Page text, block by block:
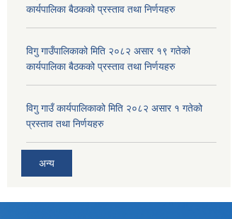
कार्यपालिका बैठकको प्रस्ताव तथा निर्णयहरु
विगु गाउँपालिकाको मिति २०८२ असार १९ गतेको
कार्यपालिका बैठकको प्रस्ताव तथा निर्णयहरु
विगु गाउँ कार्यपालिकाको मिति २०८२ असार १ गतेको
प्रस्ताव तथा निर्णयहरु
अन्य